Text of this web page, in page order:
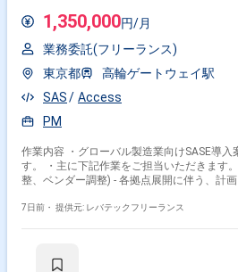
1,350,000円/月
業務委託(フリーランス)
東京都
高輪ゲートウェイ駅
SAS
Access
PM
作業内容 ・グローバル製造業向けSASE導入
す。 ・主に下記作業をご担当いただきます。 - PJ管理(クライアント調
整、ベンダー調整) - 各拠点展開に伴
7日前・ 提供元: レバテックフリーランス